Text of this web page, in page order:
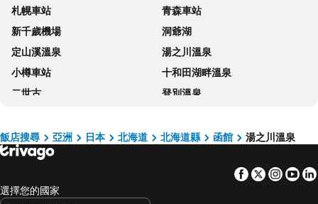
HOTEL MYSTAYS Hakodate Goryokaku
APA Hotel Hakodate Ekimae
Hotel Hokke Club Hakodate
Hakodate Kokusai Hotel
Four Points Express By Sheraton Hakodate Station
Smile Hotel Premium Hakodate Goryokaku
Hotel La'gent Plaza Hakodate Hokuto
Hotel Hakodate Royal Seaside
Imagine Hotel & Resort Hakodate
Route Inn Grantia Hakodate Ekimae
Heiseikan Kaiyotei
Yunokawa Onsen Emi Hakodateya
Hotel Kikuya
La Jolie Motomachi
Hakodate Danshaku Club Hotel & Resorts
札幌車站
青森車站
新千歲機場
洞爺湖
定山溪溫泉
湯之川溫泉
小樽車站
十和田湖畔溫泉
二世古
登別溫泉
Susukino Station
Niseko Annupuri International Ski Area
新雪谷格蘭比羅夫滑雪場
Odori Station
飯店搜尋 亞洲 日本 北海道 北海道縣 函館 湯之川溫泉
Facebook
Twitter
選擇您的國家